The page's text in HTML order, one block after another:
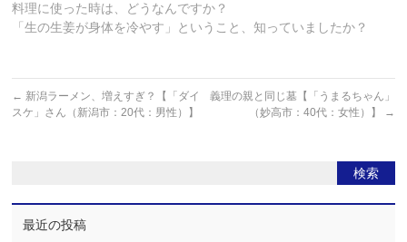
料理に使った時は、どうなんですか？
「生の生姜が身体を冷やす」ということ、知っていましたか？
← 新潟ラーメン、増えすぎ？【「ダイ
スケ」さん（新潟市：20代：男性）】
義理の親と同じ墓【「うまるちゃん」
（妙高市：40代：女性）】
→
最近の投稿